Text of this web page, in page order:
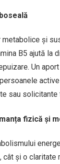
și
B5 ajută la
Un
sau solicitante
fizică și
și o claritate